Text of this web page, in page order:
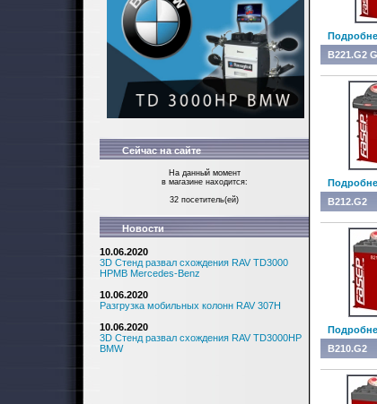
Сейчас на сайте
На данный момент
в магазине находится:
32 посетитель(ей)
Новости
10.06.2020
3D Стенд развал схождения RAV TD3000
HPMB Mercedes-Benz
10.06.2020
Разгрузка мобильных колонн RAV 307H
10.06.2020
3D Стенд развал схождения RAV TD3000HP
BMW
B221.G2
B212.G2
B210.G2